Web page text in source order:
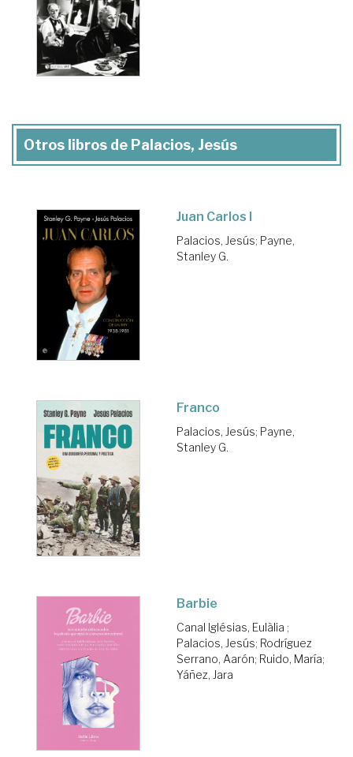
Otros libros de Palacios, Jesús
Juan Carlos I
Palacios, Jesús; Payne,
Stanley G.
Franco
Palacios, Jesús; Payne,
Stanley G.
Barbie
Canal Iglésias, Eulàlia ;
Palacios, Jesús; Rodríguez
Serrano, Aarón; Ruido, María;
Yáñez, Jara